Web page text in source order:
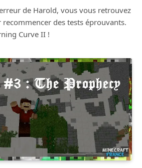
de Harold, vous vous retrouvez
des tests éprouvants.
Curve II !